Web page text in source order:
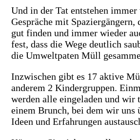
Und in der Tat entstehen immer
Gespräche mit
gut finden und immer wieder
fest, dass die Wege deutlich
die Umweltpaten Müll
Inzwischen gibt es 17 aktive
anderem 2 Kindergruppen.
werden alle eingeladen und wir
einem Brunch, bei dem wir uns
Ideen und Erfahrungen